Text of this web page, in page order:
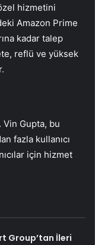
hizmetini
Amazon Prime
kadar talep
reflü ve yüksek
Vin Gupta, bu
fazla kullanıcı
için hizmet
Group’tan İleri